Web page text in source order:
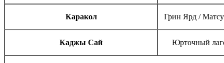
Каракол Грин Ярд /
Каджы Сай Юрточный